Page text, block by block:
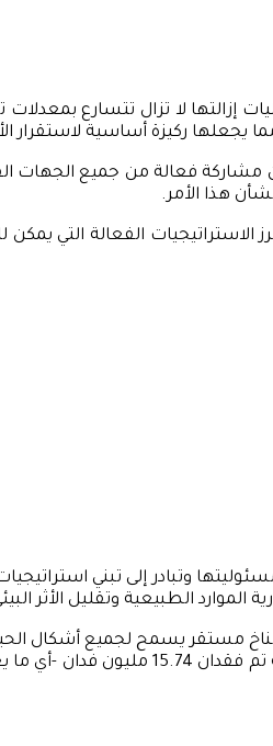
إزالتها لا تزال تتسارع
يجعلها ركيزة أساسية لاستقرار
فعالة من جميع الجهات
هذا الأمر.
الاستراتيجيات الفعالة التي
وتبادر إلى تبني
الطبيعية وتقليل الأثر
مستقر يسمح لجميع أشكال